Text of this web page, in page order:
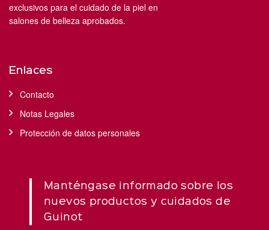
exclusivos para el cuidado de la piel en
salones de belleza aprobados.
Enlaces
Contacto
Notas Legales
Protección de datos personales
Manténgase informado sobre los
nuevos productos y cuidados de
Guinot